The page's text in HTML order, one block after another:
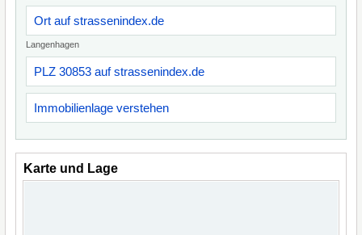
Ort auf strassenindex.de
Langenhagen
PLZ 30853 auf strassenindex.de
Immobilienlage verstehen
Karte und Lage